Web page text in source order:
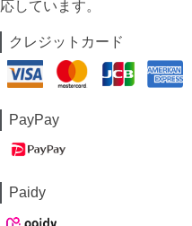
応しています。
クレジットカード
PayPay
Paidy